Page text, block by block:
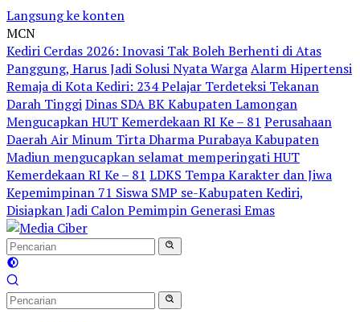
Langsung ke konten
MCN
Kediri Cerdas 2026: Inovasi Tak Boleh Berhenti di Atas
Panggung, Harus Jadi Solusi Nyata WargaAlarm Hipertensi
Remaja di Kota Kediri: 234 Pelajar Terdeteksi Tekanan
Darah TinggiDinas SDA BK Kabupaten Lamongan
Mengucapkan HUT Kemerdekaan RI Ke – 81 Perusahaan
Daerah Air Minum Tirta Dharma Purabaya Kabupaten
Madiun mengucapkan selamat memperingati HUT
Kemerdekaan RI Ke – 81 LDKS Tempa Karakter dan Jiwa
Kepemimpinan 71 Siswa SMP se-Kabupaten Kediri,
Disiapkan Jadi Calon Pemimpin Generasi Emas